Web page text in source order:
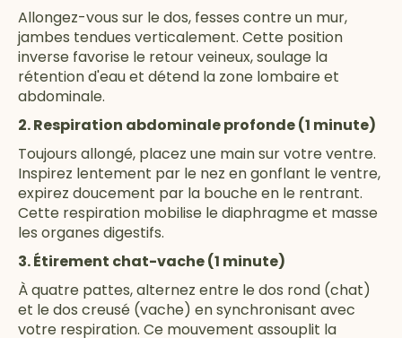
Allongez-vous sur le dos, fesses contre un mur,
jambes tendues verticalement. Cette position
inverse favorise le retour veineux, soulage la
rétention d'eau et détend la zone lombaire et
abdominale.
2. Respiration abdominale profonde (1 minute)
Toujours allongé, placez une main sur votre ventre.
Inspirez lentement par le nez en gonflant le ventre,
expirez doucement par la bouche en le rentrant.
Cette respiration mobilise le diaphragme et masse
les organes digestifs.
3. Étirement chat-vache (1 minute)
À quatre pattes, alternez entre le dos rond (chat)
et le dos creusé (vache) en synchronisant avec
votre respiration. Ce mouvement assouplit la